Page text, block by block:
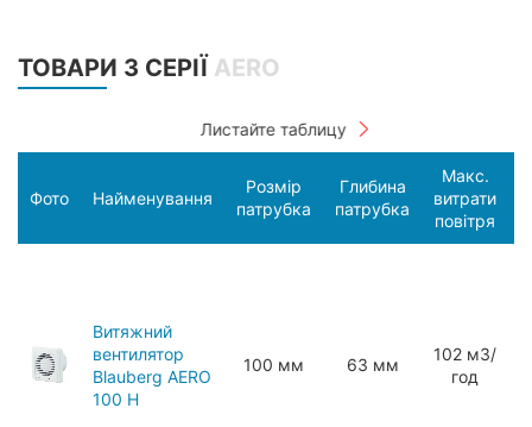
ТОВАРИ З СЕРІЇ AERO
Фото Найменування
Розмір
патрубка
Глибина
патрубка
Макс.
витрати
повітря
Витяжний
вентилятор
Blauberg AERO
100 H
100 мм 63 мм
102 мЗ/
год